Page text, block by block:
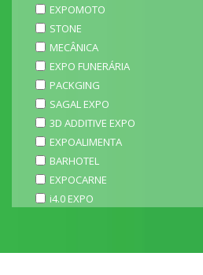
EXPOMOTO
STONE
MECÂNICA
EXPO FUNERÁRIA
PACKGING
SAGAL EXPO
3D ADDITIVE EXPO
EXPOALIMENTA
BARHOTEL
EXPOCARNE
i4.0 EXPO